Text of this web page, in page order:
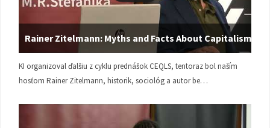
Rainer Zitelmann: Myths and Facts About Capitalism
KI organizoval ďalšiu z cyklu prednášok CEQLS, tentoraz bol naším
hosťom Rainer Zitelmann, historik, sociológ a autor be…